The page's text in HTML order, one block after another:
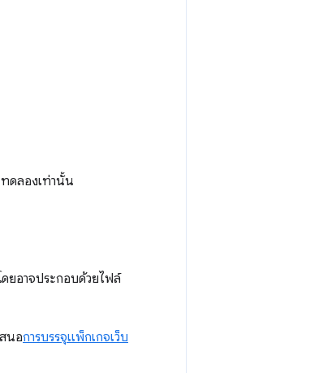
ดลองเท่านั้น
ยอาจประกอบด้วยไฟล์
นอการบรรจุแพ็กเกจเว็บ